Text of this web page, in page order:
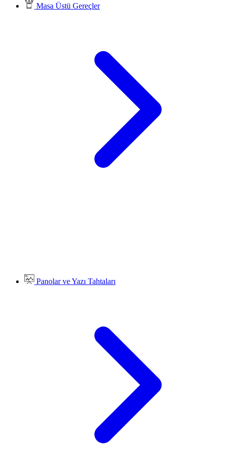
Masa Üstü Gereçler
Panolar ve Yazı Tahtaları